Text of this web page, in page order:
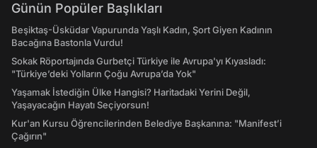
Günün Popüler Başlıkları
Beşiktaş-Üsküdar Vapurunda Yaşlı Kadın, Şort Giyen Kadının
Bacağına Bastonla Vurdu!
Sokak Röportajında Gurbetçi Türkiye ile Avrupa'yı Kıyasladı:
"Türkiye’deki Yolların Çoğu Avrupa’da Yok"
Yaşamak İstediğin Ülke Hangisi? Haritadaki Yerini Değil,
Yaşayacağın Hayatı Seçiyorsun!
Kur'an Kursu Öğrencilerinden Belediye Başkanına: "Manifest’i
Çağırın"